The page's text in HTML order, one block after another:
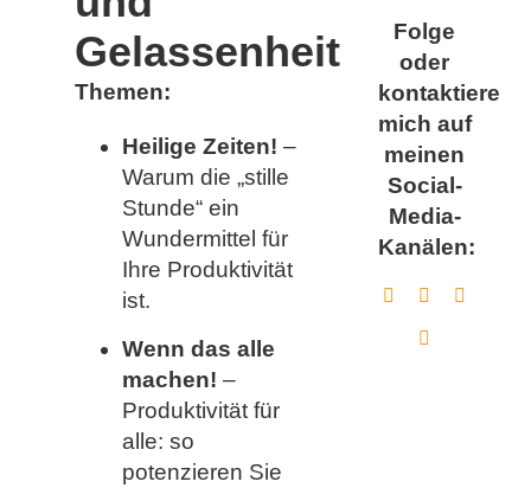
Gelassenheit
Themen:
Heilige Zeiten! –
Warum die „stille
Stunde“ ein
Wundermittel für
Ihre Produktivität
ist.
Wenn das alle
machen! –
Produktivität für
alle: so
potenzieren Sie
Folge
oder
kontaktiere
mich auf
meinen
Social-
Media-
Kanälen: